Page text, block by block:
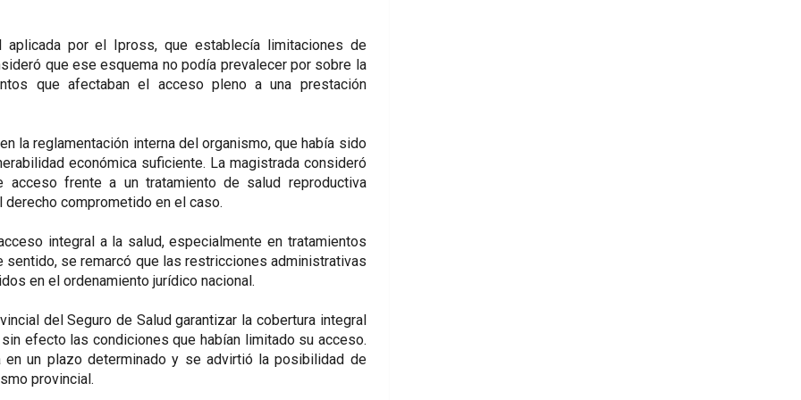
por el Ipross, que establecía limitaciones de
que ese esquema no podía prevalecer por sobre la
que afectaban el acceso pleno a una prestación
la reglamentación interna del organismo, que había sido
económica suficiente. La magistrada consideró
frente a un tratamiento de salud reproductiva
comprometido en el caso.
integral a la salud, especialmente en tratamientos
se remarcó que las restricciones administrativas
en el ordenamiento jurídico nacional.
del Seguro de Salud garantizar la cobertura integral
efecto las condiciones que habían limitado su acceso.
un plazo determinado y se advirtió la posibilidad de
provincial.